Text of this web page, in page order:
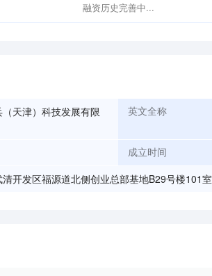
融资历史完善中...
天津）科技发展有限
英文全称
成立时间
清开发区福源道北侧创业总部基地B29号楼101室